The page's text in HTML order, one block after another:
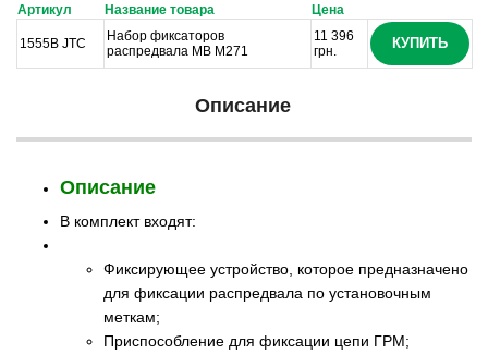
Артикул Название товара Цена
1555B JTC
Набор фиксаторов
распредвала MB M271
11 396
грн.
КУПИТЬ
Описание
Описание
В комплект входят:
Фиксирующее устройство, которое предназначено
для фиксации распредвала по установочным
меткам;
Приспособление для фиксации цепи ГРМ;